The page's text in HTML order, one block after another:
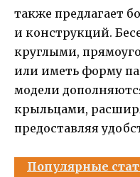
также предлагает
и конструкций.
круглыми,
или иметь форму
модели
крыльцами,
предоставляя
Популярные